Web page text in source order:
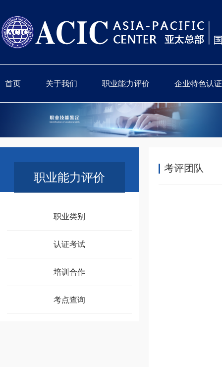
首页 关于我们 职业能力评价 企业特色认证
职业能力评价
职业类别
认证考试
培训合作
考点查询
考评团队